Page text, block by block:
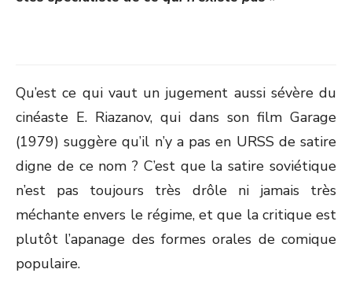
Qu’est ce qui vaut un jugement aussi sévère du
cinéaste E. Riazanov, qui dans son film Garage
(1979) suggère qu’il n’y a pas en URSS de satire
digne de ce nom ? C’est que la satire soviétique
n’est pas toujours très drôle ni jamais très
méchante envers le régime, et que la critique est
plutôt l’apanage des formes orales de comique
populaire.